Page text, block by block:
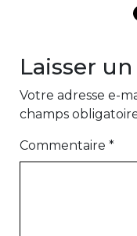
Laisser
Votre adresse e-
champs
Commentaire *